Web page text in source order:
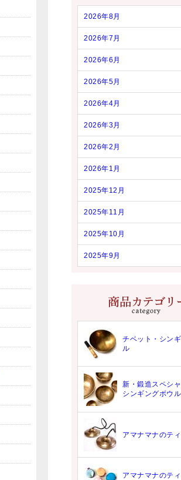
2026年8月
2026年7月
2026年6月
2026年5月
2026年4月
2026年3月
2026年2月
2026年1月
2025年12月
2025年11月
2025年10月
2025年9月
チベット・シン
ル
新・鍛造スペシ
シンギングボウル
アマナマナのテ
アマナマナのテ